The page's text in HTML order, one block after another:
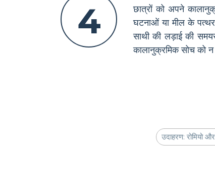
4
छात्रों को अपने
घटनाओं या मील के
साथी की लड़ाई की
कालानुक्रमिक सोच को